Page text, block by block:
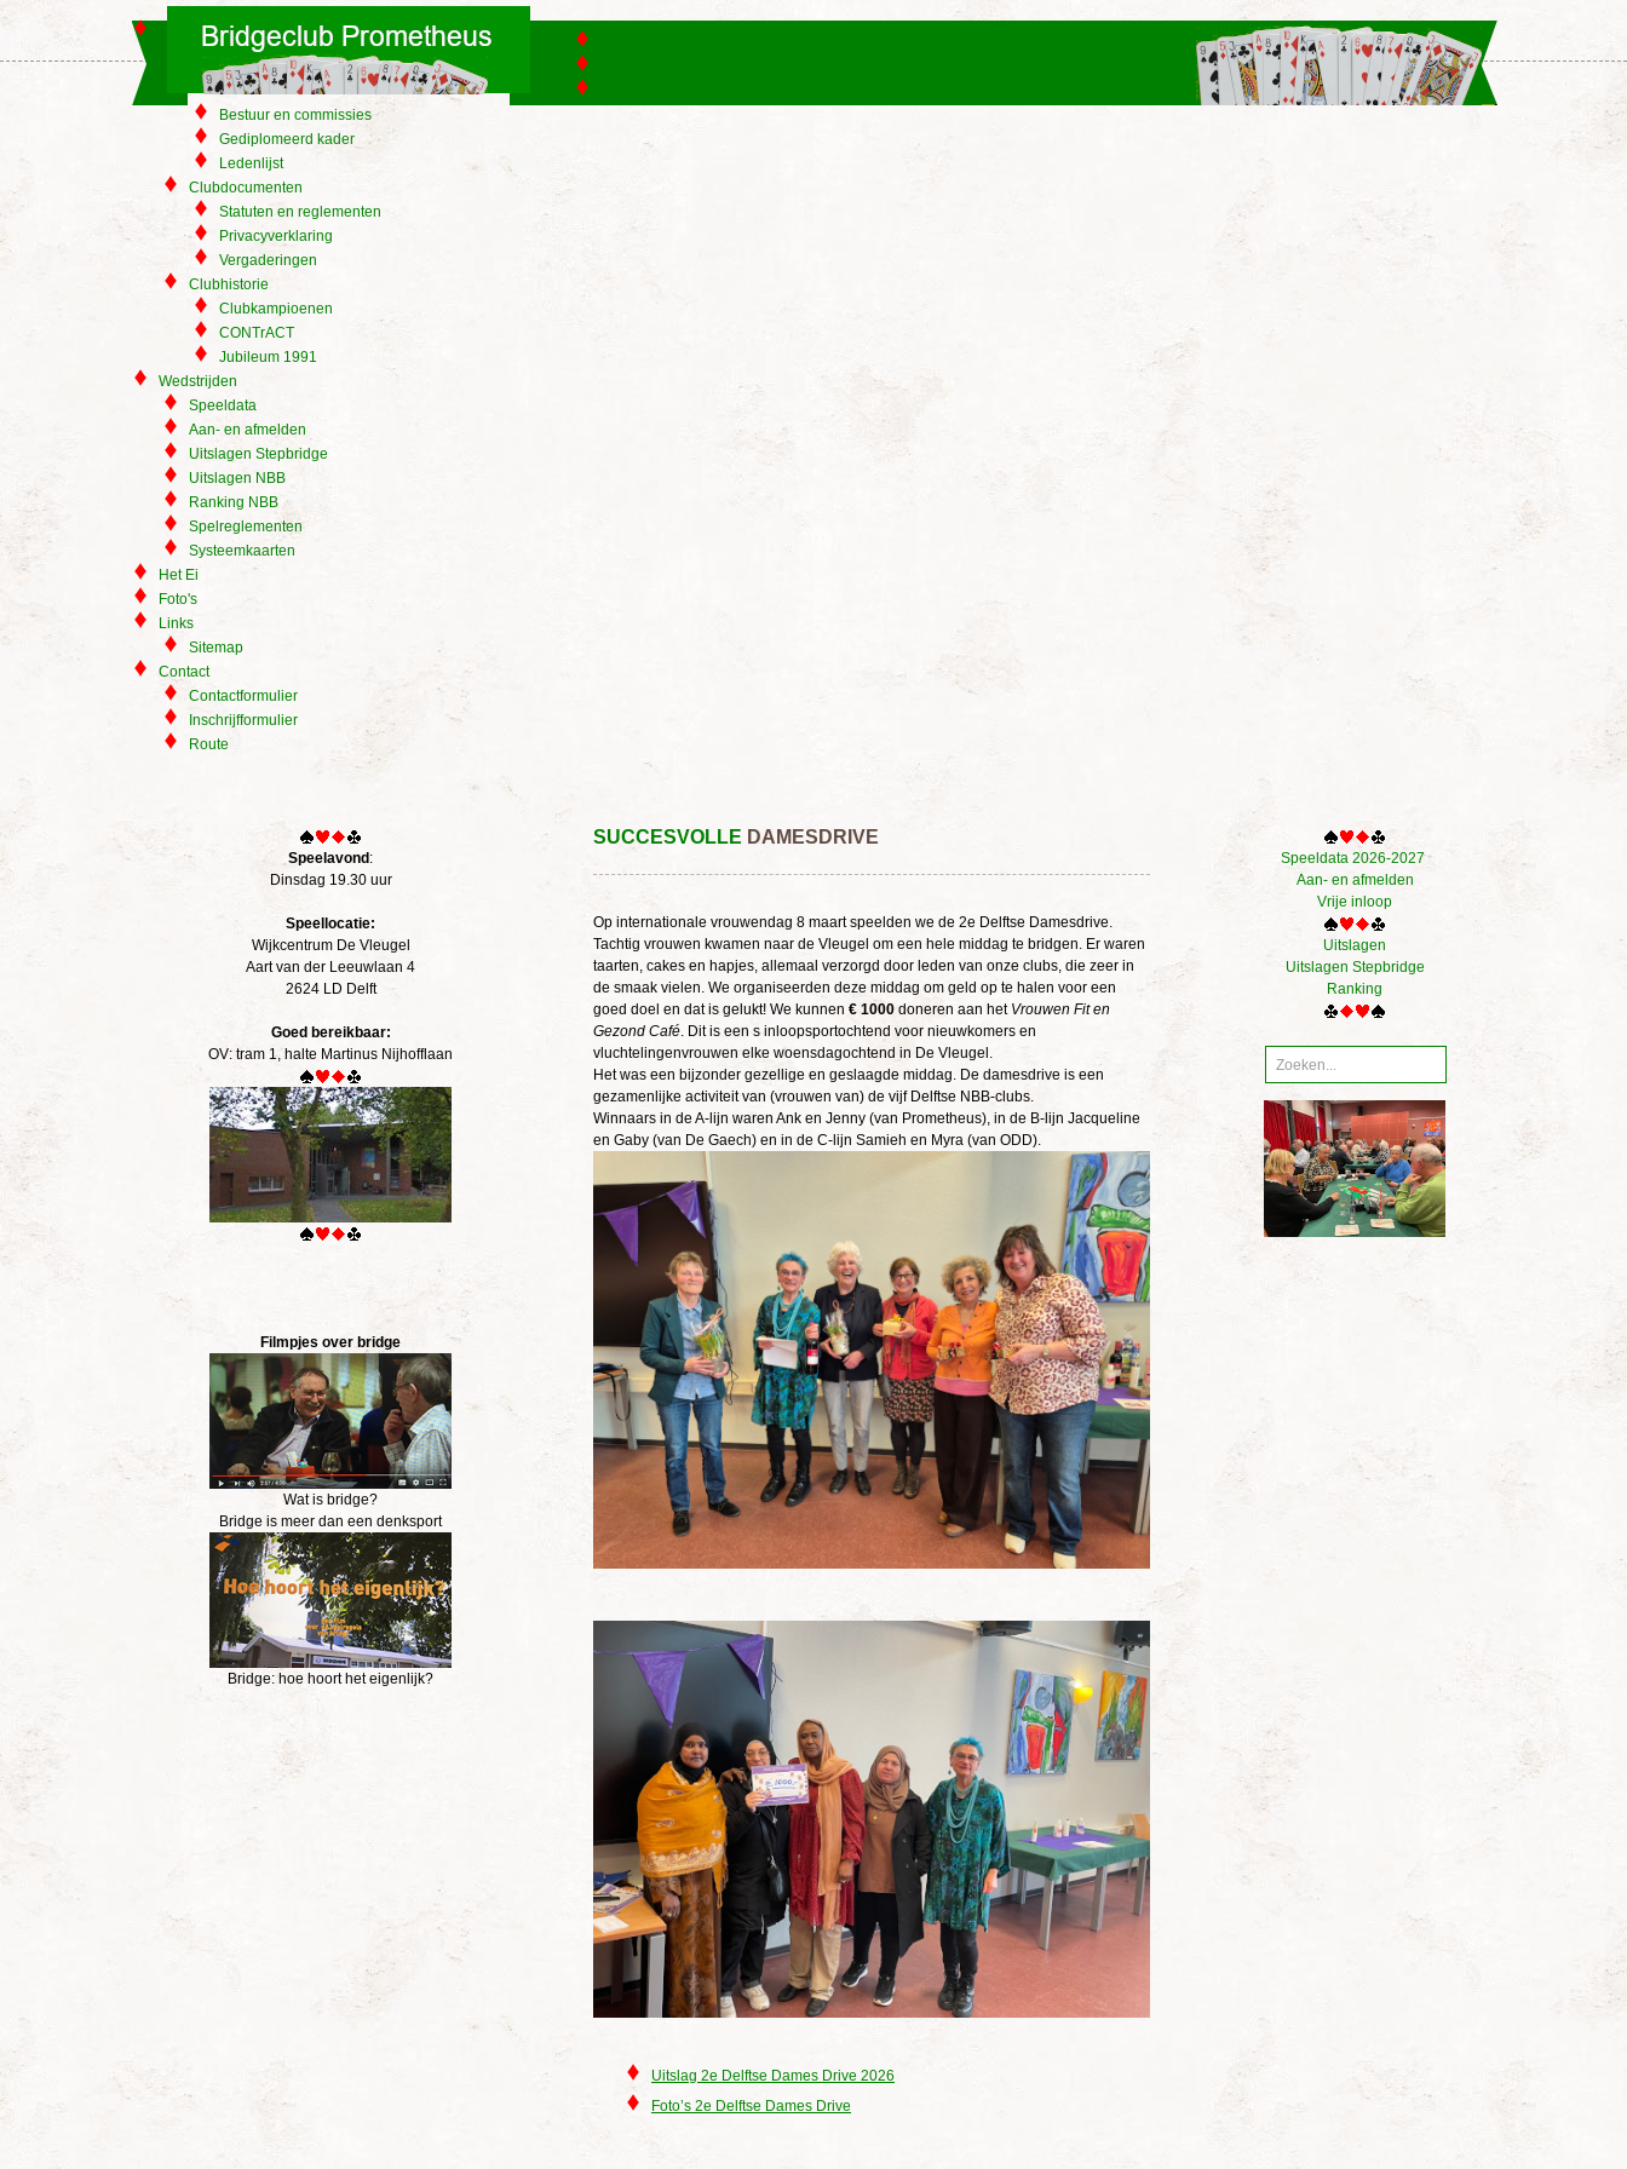
Bestuur en commissies
Gediplomeerd kader
Ledenlijst
Clubdocumenten
Statuten en reglementen
Privacyverklaring
Vergaderingen
Clubhistorie
Clubkampioenen
CONTrACT
Jubileum 1991
Wedstrijden
Speeldata
Aan- en afmelden
Uitslagen Stepbridge
Uitslagen NBB
Ranking NBB
Spelreglementen
Systeemkaarten
Het Ei
Foto's
Links
Sitemap
Contact
Contactformulier
Inschrijfformulier
Route
Speelavond :
Dinsdag 19.30 uur
Speellocatie:
Wijkcentrum De Vleugel
Aart van der Leeuwlaan 4
2624 LD Delft
Goed bereikbaar:
OV: tram 1, halte Martinus Nijhofflaan
Filmpjes over bridge
Wat is bridge?
Bridge is meer dan een denksport
Bridge: hoe hoort het eigenlijk?
SUCCESVOLLE DAMESDRIVE
Op internationale vrouwendag 8 maart speelden we de 2e Delftse Damesdrive.
Tachtig vrouwen kwamen naar de Vleugel om een hele middag te bridgen. Er waren
taarten, cakes en hapjes, allemaal verzorgd door leden van onze clubs, die zeer in
de smaak vielen. We organiseerden deze middag om geld op te halen voor een
goed doel en dat is gelukt! We kunnen € 1000 doneren aan het Vrouwen Fit en
Gezond Café. Dit is een s inloopsportochtend voor nieuwkomers en
vluchtelingenvrouwen elke woensdagochtend in De Vleugel.
Het was een bijzonder gezellige en geslaagde middag. De damesdrive is een
gezamenlijke activiteit van (vrouwen van) de vijf Delftse NBB-clubs.
Winnaars in de A-lijn waren Ank en Jenny (van Prometheus), in de B-lijn Jacqueline
en Gaby (van De Gaech) en in de C-lijn Samieh en Myra (van ODD).
Uitslag 2e Delftse Dames Drive 2026
Foto’s 2e Delftse Dames Drive
Speeldata 2026-2027
Aan- en afmelden
Vrije inloop
Uitslagen
Uitslagen Stepbridge
Ranking